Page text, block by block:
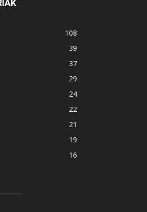
108
39
37
29
24
22
21
19
16